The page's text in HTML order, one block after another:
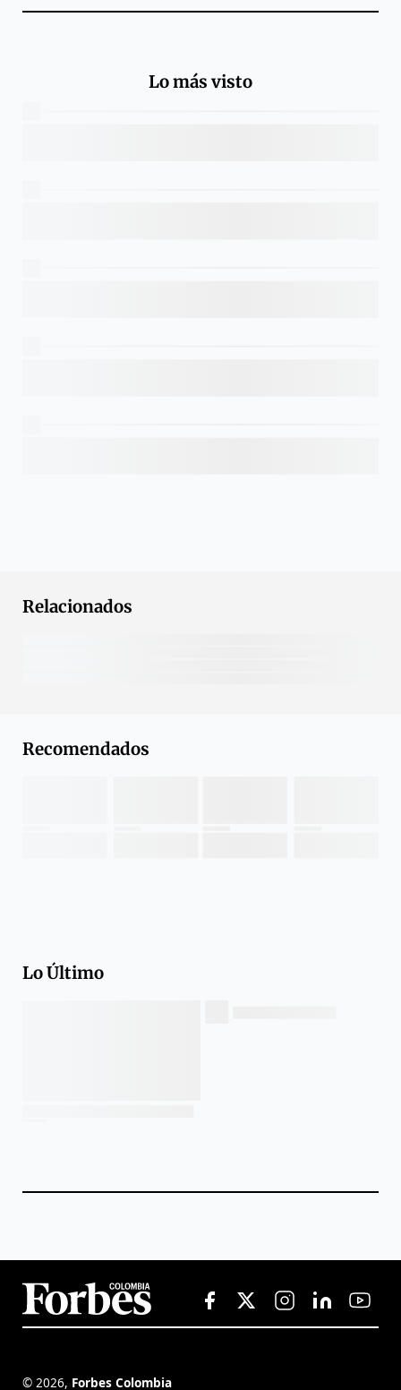
Lo más visto
Relacionados
Recomendados
Lo Último
© 2026, Forbes Colombia